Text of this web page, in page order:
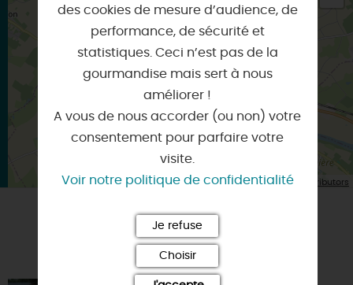
Itinéraire vers
Leaflet| Map data © OpenStreetMap contributors
A TESTER ÉGALEMENT SUR PLACE OU À
PROXIMITÉ
des cookies de mesure d’audience, de
performance, de sécurité et
statistiques. Ceci n’est pas de la
gourmandise mais sert à nous
améliorer !
A vous de nous accorder (ou non) votre
consentement pour parfaire votre
visite.
Voir notre politique de confidentialité
Je refuse
Choisir